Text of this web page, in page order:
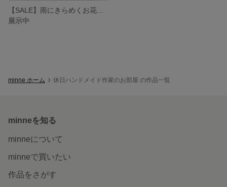
展示中
minne ホーム 休日ハンドメイド作家のお部屋 の作品一覧
minneを知る
minneについて
minneで買いたい
作品をさがす